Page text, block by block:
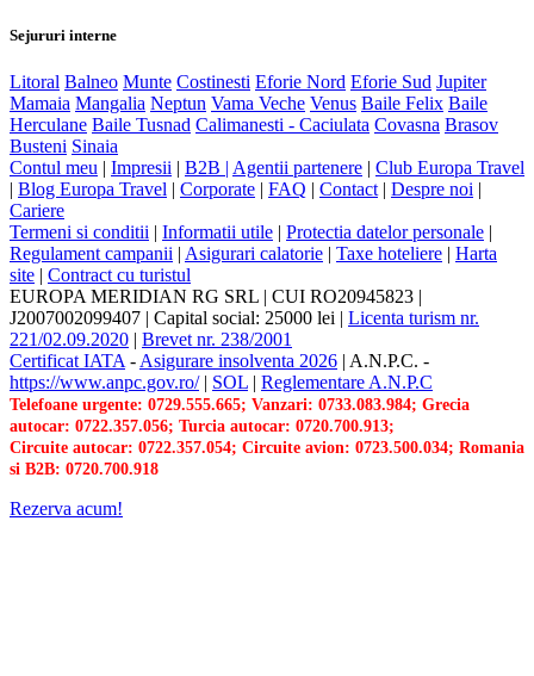
Sejururi interne
Litoral Balneo Munte Costinesti Eforie Nord Eforie Sud Jupiter
Mamaia Mangalia Neptun Vama Veche Venus Baile Felix Baile
Herculane Baile Tusnad Calimanesti - Caciulata Covasna Brasov
Busteni Sinaia
Contul meu | Impresii | B2B | Agentii partenere | Club Europa Travel
| Blog Europa Travel | Corporate | FAQ | Contact | Despre noi |
Cariere
Termeni si conditii | Informatii utile | Protectia datelor personale |
Regulament campanii | Asigurari calatorie | Taxe hoteliere | Harta
site | Contract cu turistul
EUROPA MERIDIAN RG SRL | CUI RO20945823 |
J2007002099407 | Capital social: 25000 lei | Licenta turism nr.
221/02.09.2020 | Brevet nr. 238/2001
Certificat IATA - Asigurare insolventa 2026 | A.N.P.C. -
https://www.anpc.gov.ro/| SOL | Reglementare A.N.P.C
Telefoane urgente: 0729.555.665; Vanzari: 0733.083.984; Grecia
autocar: 0722.357.056; Turcia autocar: 0720.700.913;
Circuite autocar: 0722.357.054; Circuite avion: 0723.500.034; Romania
si B2B: 0720.700.918
Rezerva acum!